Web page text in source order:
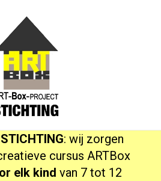
: wij zorgen
cursus ARTBox
elk kind van 7 tot 12